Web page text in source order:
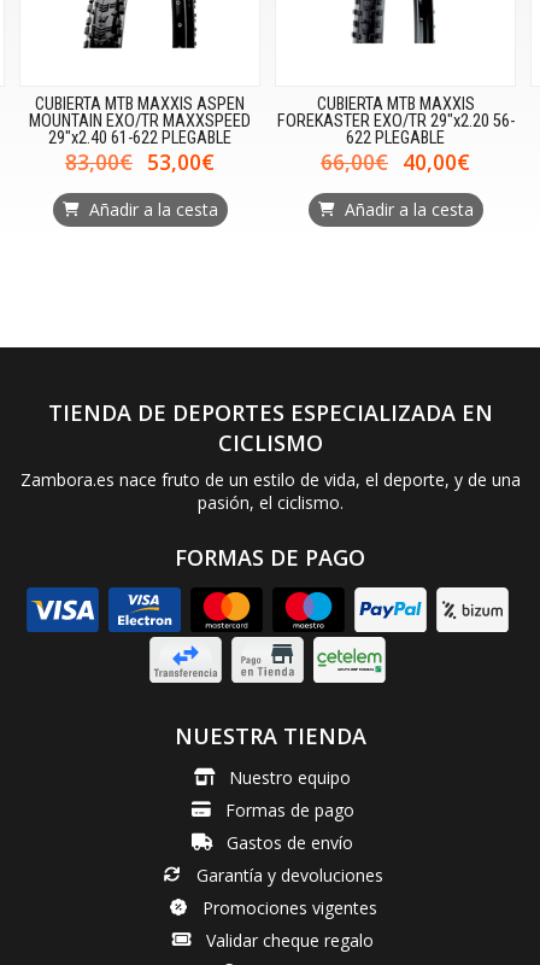
CUBIERTA MTB MAXXIS ASPEN
MOUNTAIN EXO/TR MAXXSPEED
29"x2.40 61-622 PLEGABLE
83,00€ 53,00€
Añadir a la cesta
CUBIERTA MTB MAXXIS
FOREKASTER EXO/TR 29"x2.20 56-
622 PLEGABLE
66,00€ 40,00€
Añadir a la cesta
TIENDA DE DEPORTES ESPECIALIZADA EN
CICLISMO
Zambora.es nace fruto de un estilo de vida, el deporte, y de una
pasión, el ciclismo.
FORMAS DE PAGO
NUESTRA TIENDA
Nuestro equipo
Formas de pago
Gastos de envío
Garantía y devoluciones
Promociones vigentes
Validar cheque regalo